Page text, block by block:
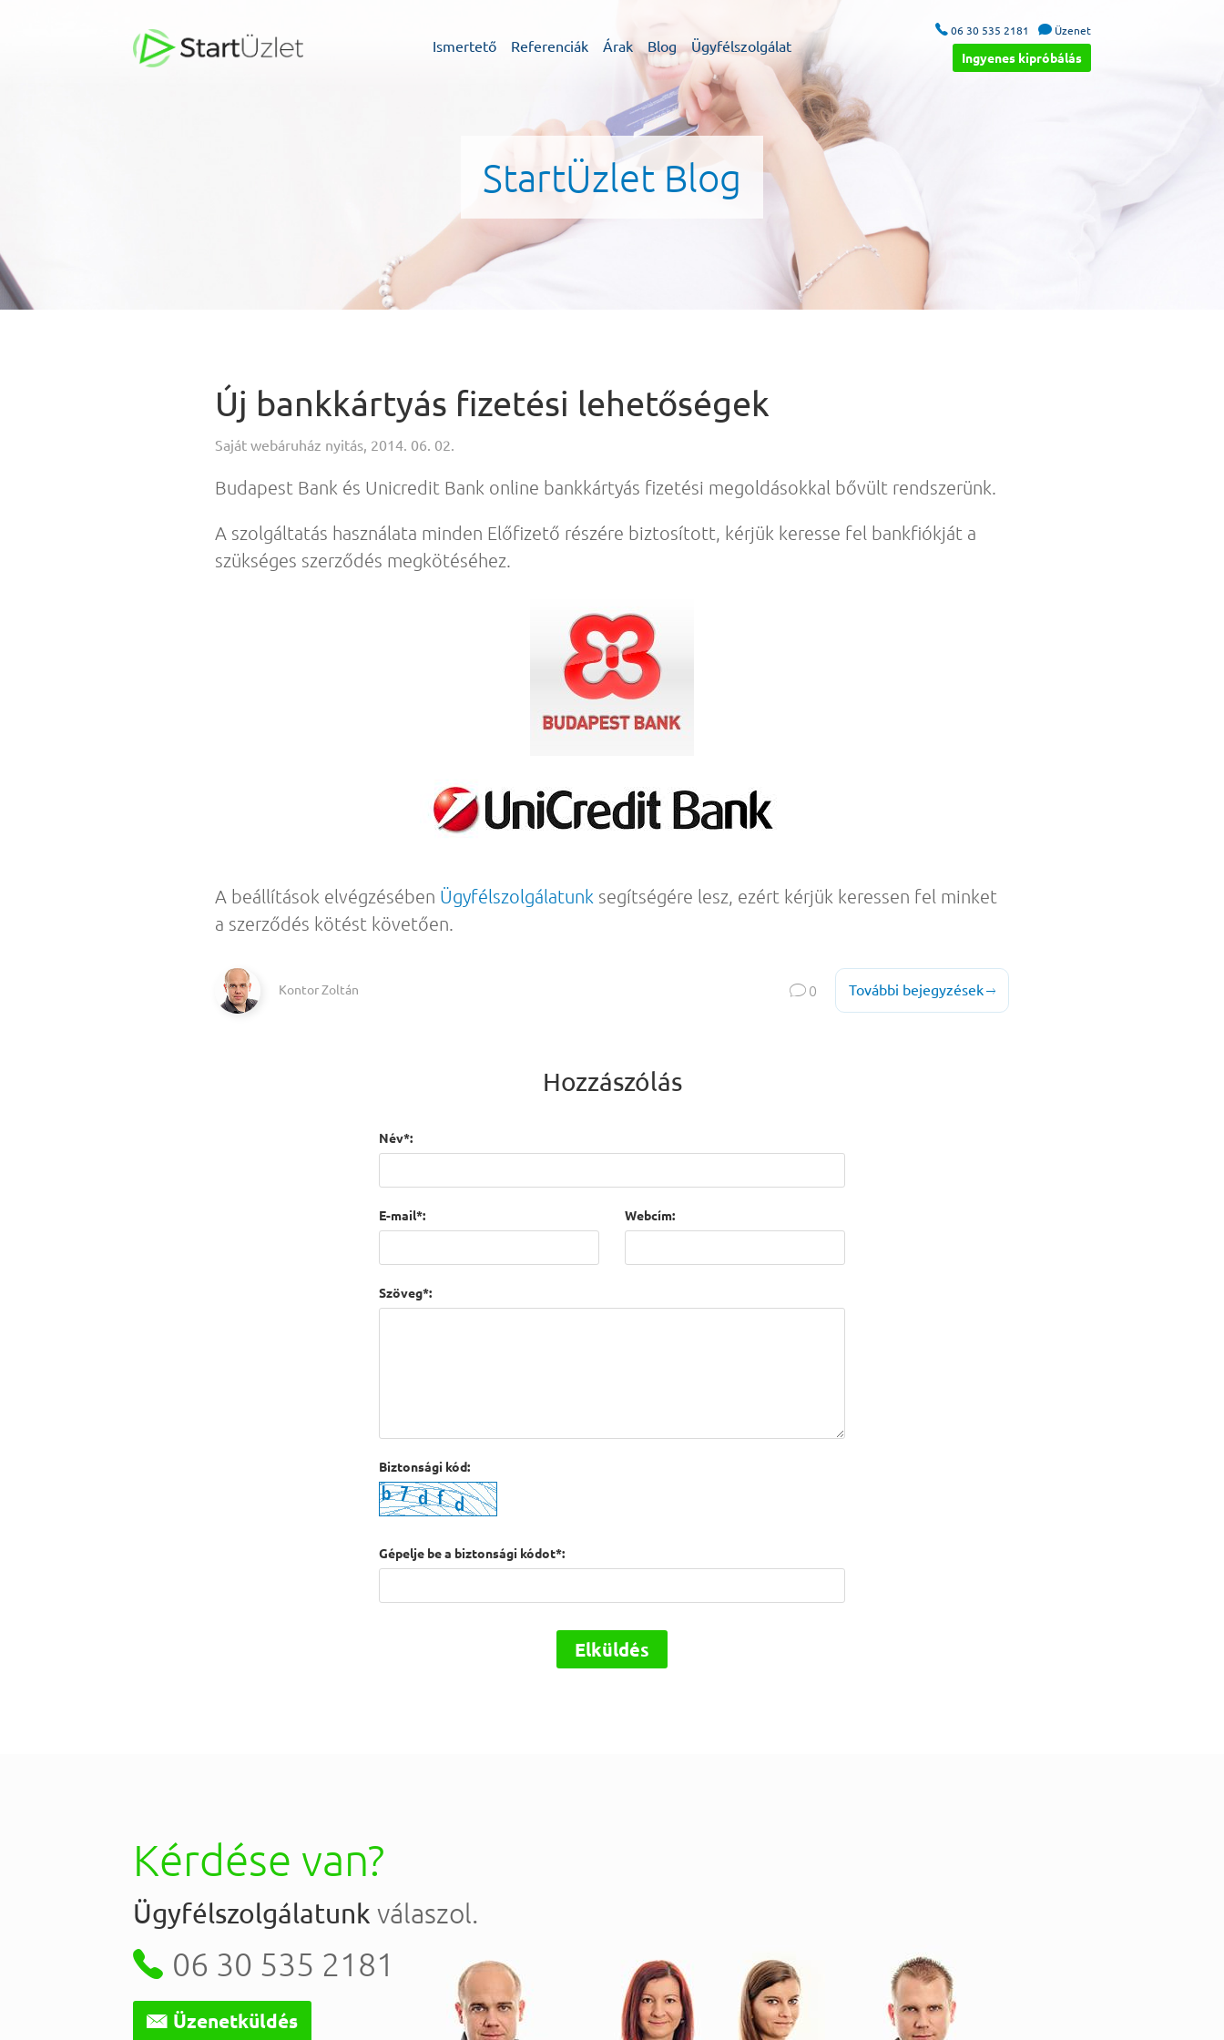
Ismertető Referenciák Árak Blog Ügyfélszolgálat
06 30 535 2181  Üzenet
Ingyenes kipróbálás
StartÜzlet Blog
Új bankkártyás fizetési lehetőségek
Saját webáruház nyitás, 2014. 06. 02.
Budapest Bank és Unicredit Bank online bankkártyás fizetési megoldásokkal bővült rendszerünk.
A szolgáltatás használata minden Előfizető részére biztosított, kérjük keresse fel bankfiókját a
szükséges szerződés megkötéséhez.
A beállítások elvégzésében Ügyfélszolgálatunk segítségére lesz, ezért kérjük keressen fel minket
a szerződés kötést követően.
Kontor Zoltán 0 További bejegyzések
Hozzászólás
Név*:
E-mail*: Webcím:
Szöveg*:
Biztonsági kód:
Gépelje be a biztonsági kódot*:
Elküldés
Kérdése van?
Ügyfélszolgálatunk válaszol.
 06 30 535 2181
 Üzenetküldés